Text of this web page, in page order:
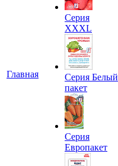
Главная
Серия
XXXL
Серия Белый
пакет
Серия
Европакет